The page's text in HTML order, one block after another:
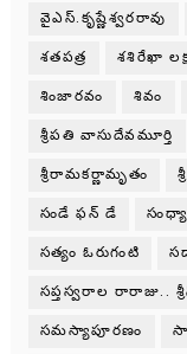
వైఎస్.కృష్ణేశ్వరరావు
శతపత్ర శశిరేఖా
శింజారవం శివం
శ్రీపతి వాసుదేవమూర్తి
శ్రీరామకర్ణామృతం
సండే ఫన్ డే
సత్యం ఓరుగంటి
సప్తస్వరాల రారాజు..
సమస్యాపూరణం